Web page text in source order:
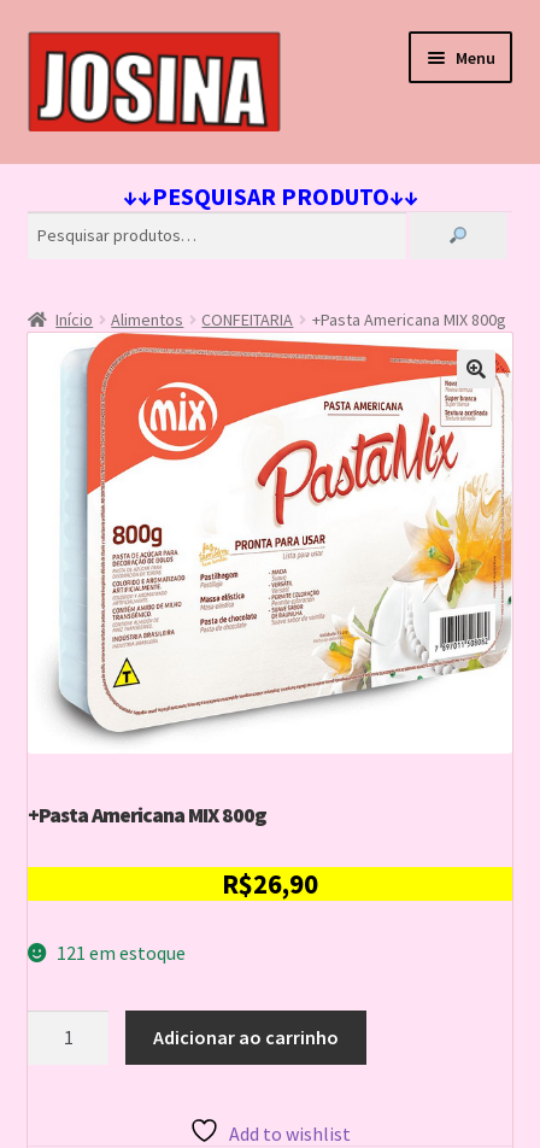
Pular
para
navegação
Pular
para
conteúdo
Menu
Início
Carrinho
Lista de Desejos
Minha conta
↓↓PESQUISAR PRODUTO↓↓
Início Alimentos CONFEITARIA +Pasta Americana MIX 800g
+Pasta Americana MIX 800g
R$26,90
121 em estoque
Americana
Adicionar ao carrinho
Add to wishlist